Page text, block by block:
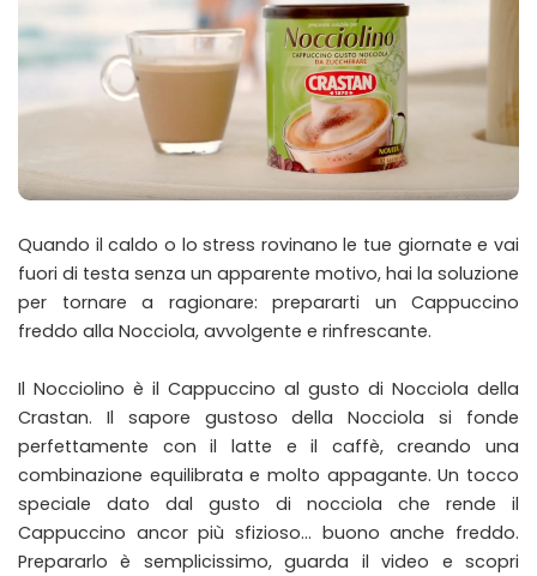
Quando il caldo o lo stress rovinano le tue giornate e vai
fuori di testa senza un apparente motivo, hai la soluzione
per tornare a ragionare: prepararti un Cappuccino
freddo alla Nocciola, avvolgente e rinfrescante.
Il Nocciolino è il Cappuccino al gusto di Nocciola della
Crastan. Il sapore gustoso della Nocciola si fonde
perfettamente con il latte e il caffè, creando una
combinazione equilibrata e molto appagante. Un tocco
speciale dato dal gusto di nocciola che rende il
Cappuccino ancor più sfizioso… buono anche freddo.
Prepararlo è semplicissimo, guarda il video e scopri